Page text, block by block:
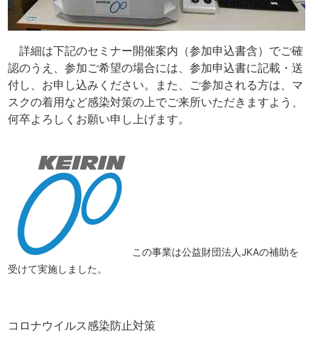
詳細は下記のセミナー開催案内（参加申込書含）でご確
認のうえ、参加ご希望の場合には、参加申込書に記載・送
付し、お申し込みください。また、ご参加される方は、マ
スクの着用など感染対策の上でご来所いただきますよう、
何卒よろしくお願い申し上げます。
この事業は公益財団法人JKAの補助を
受けて実施しました。
コロナウイルス感染防止対策